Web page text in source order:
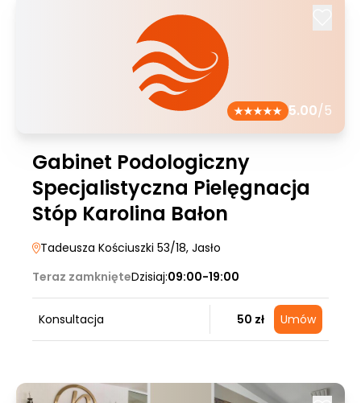
5.00/5
Gabinet Podologiczny
Specjalistyczna Pielęgnacja
Stóp Karolina Bałon
Tadeusza Kościuszki 53/18, Jasło
Teraz zamknięteDzisiaj:09:00-19:00
Konsultacja 50 zł Umów